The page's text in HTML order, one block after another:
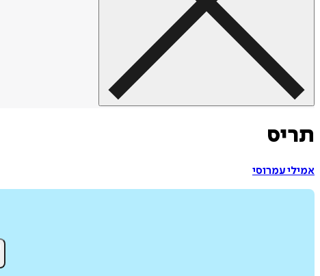
תריס
אמילי‏ עמרוסי